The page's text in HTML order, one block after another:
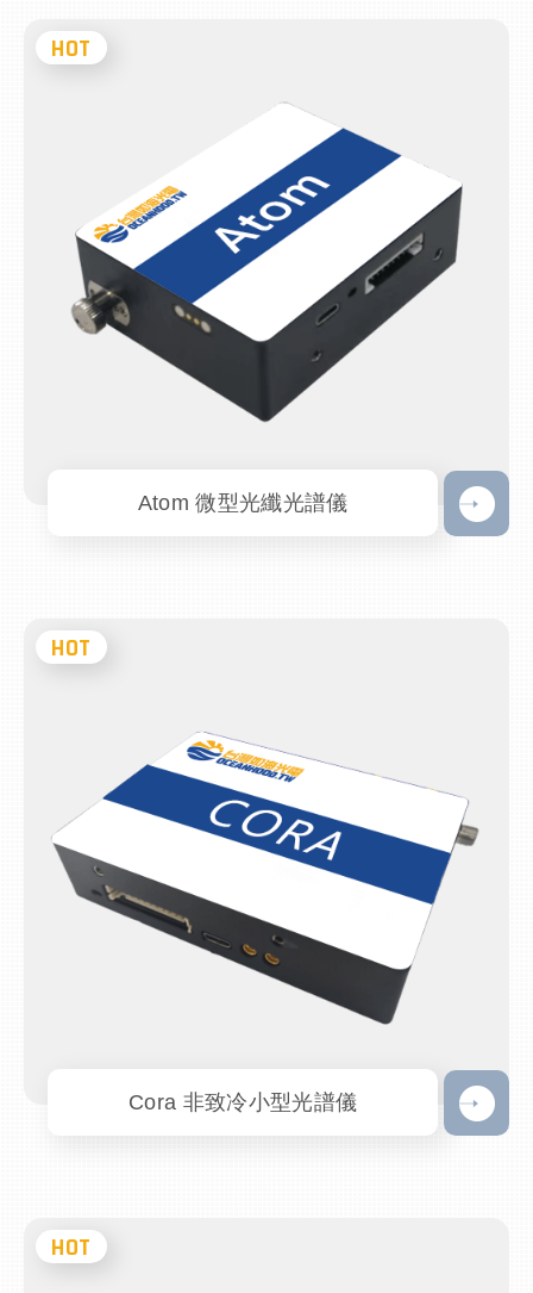
Atom 微型光纖光譜儀
Cora 非致冷小型光譜儀